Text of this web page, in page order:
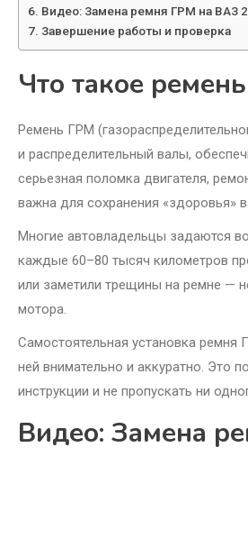
Видео: Замена ремня ГРМ на ВАЗ
Завершение работы и проверка
Что такое
Ремень ГРМ
и распределительный валы,
серьезная поломка двигателя,
важна для сохранения «здоровья»
Многие автовладельцы задаются
каждые 60–80 тысяч километров
или заметили трещины на ремне —
мотора.
Самостоятельная установка
ней внимательно и аккуратно. Это
инструкции и не пропускать ни
Видео: Замена